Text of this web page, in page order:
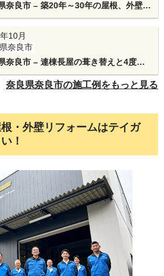
る箇所は雨漏りが発生しやす
舞いの処置を施します。こち
を使用します。
とで熱や湿気を外に排出して
も長持ちさせることが出来ま
奈良市 – 築20年～30年の屋根、外壁を
ー工業のスーパーガルテクトフッ素と
ストーンⅡでカバー工法
10月
奈良市
奈良市 – 連棟長屋の葺き替えと4度塗
壁パターン塗装
奈良県奈良市の施工例をもっと見る
・外壁リフォームはテイガ
！